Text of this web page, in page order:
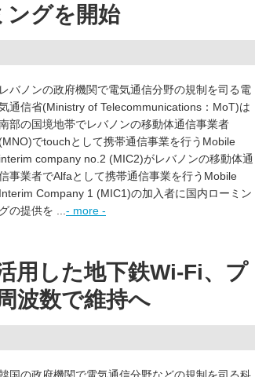
ングを開始
レバノンの政府機関で電気通信分野の規制を司る電
通信省(Ministry of Telecommunications：MoT)は
部の国境地帯でレバノンの移動体通信事業者
(MNO)でtouchとして携帯通信事業を行うMobile
interim company no.2 (MIC2)がレバノンの移動体通
事業者でAlfaとして携帯通信事業を行うMobile
Interim Company 1 (MIC1)の加入者に国内ローミン
グの提供を ... - more -
用した地下鉄Wi-Fi、プ
波数で維持へ